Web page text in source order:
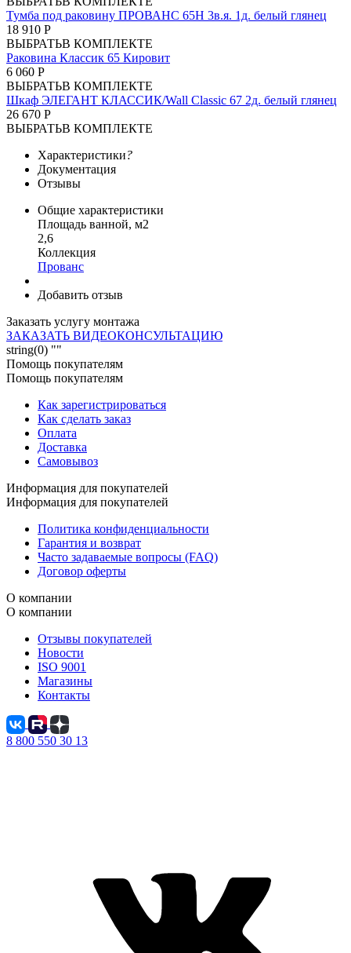
Тумба под раковину ПРОВАНС 65Н 3в.я. 1д. белый глянец
18 910 Р
ВЫБРАТЬВ КОМПЛЕКТЕ
Раковина Классик 65 Кировит
6 060 Р
ВЫБРАТЬВ КОМПЛЕКТЕ
Шкаф ЭЛЕГАНТ КЛАССИК/Wall Classic 67 2д. белый глянец
26 670 Р
ВЫБРАТЬВ КОМПЛЕКТЕ
Характеристики?
Документация
Отзывы
Общие характеристики
Площадь ванной, м2
2,6
Коллекция
Прованс
Добавить отзыв
Заказать услугу монтажа
ЗАКАЗАТЬ ВИДЕОКОНСУЛЬТАЦИЮ
string(0) ""
Помощь покупателям
Помощь покупателям
Как зарегистрироваться
Как сделать заказ
Оплата
Доставка
Самовывоз
Информация для покупателей
Информация для покупателей
Политика конфиденциальности
Гарантия и возврат
Часто задаваемые вопросы (FAQ)
Договор оферты
О компании
О компании
Отзывы покупателей
Новости
ISO 9001
Магазины
Контакты
8 800 550 30 13